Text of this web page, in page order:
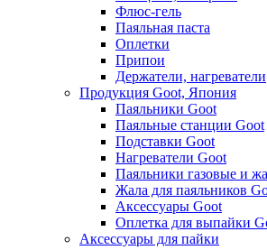
Флюс-гель
Паяльная паста
Оплетки
Припои
Держатели, нагреватели
Продукция Goot, Япония
Паяльники Goot
Паяльные станции Goot
Подставки Goot
Нагреватели Goot
Паяльники газовые и
Жала для паяльников
Аксессуары Goot
Оплетка для выпайки
Аксессуары для пайки